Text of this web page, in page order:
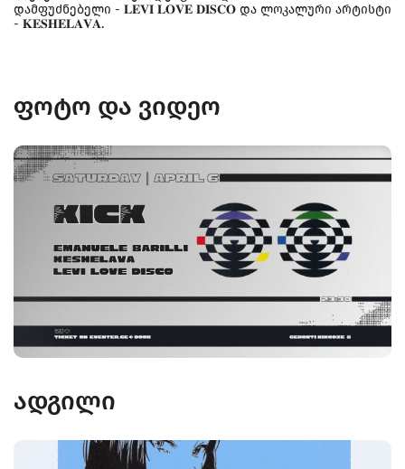
დამფუძნებელი - 𝐋𝐄𝐕𝐈 𝐋𝐎𝐕𝐄 𝐃𝐈𝐒𝐂𝐎 და ლოკალური არტისტი
- 𝐊𝐄𝐒𝐇𝐄𝐋𝐀𝐕𝐀.
ფოტო და ვიდეო
ადგილი